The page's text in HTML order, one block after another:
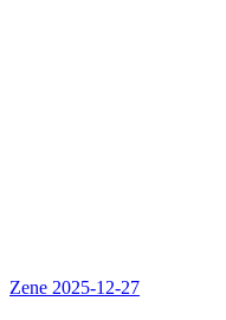
Zene 2025-12-27